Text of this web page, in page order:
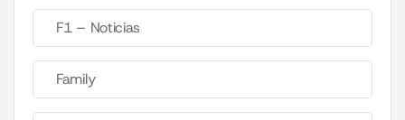
F1 – Noticias
Family